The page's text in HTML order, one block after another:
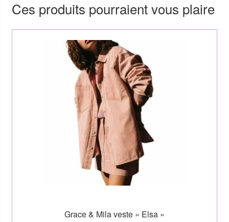
Ces produits pourraient vous plaire
Grace & Mila veste « Elsa »